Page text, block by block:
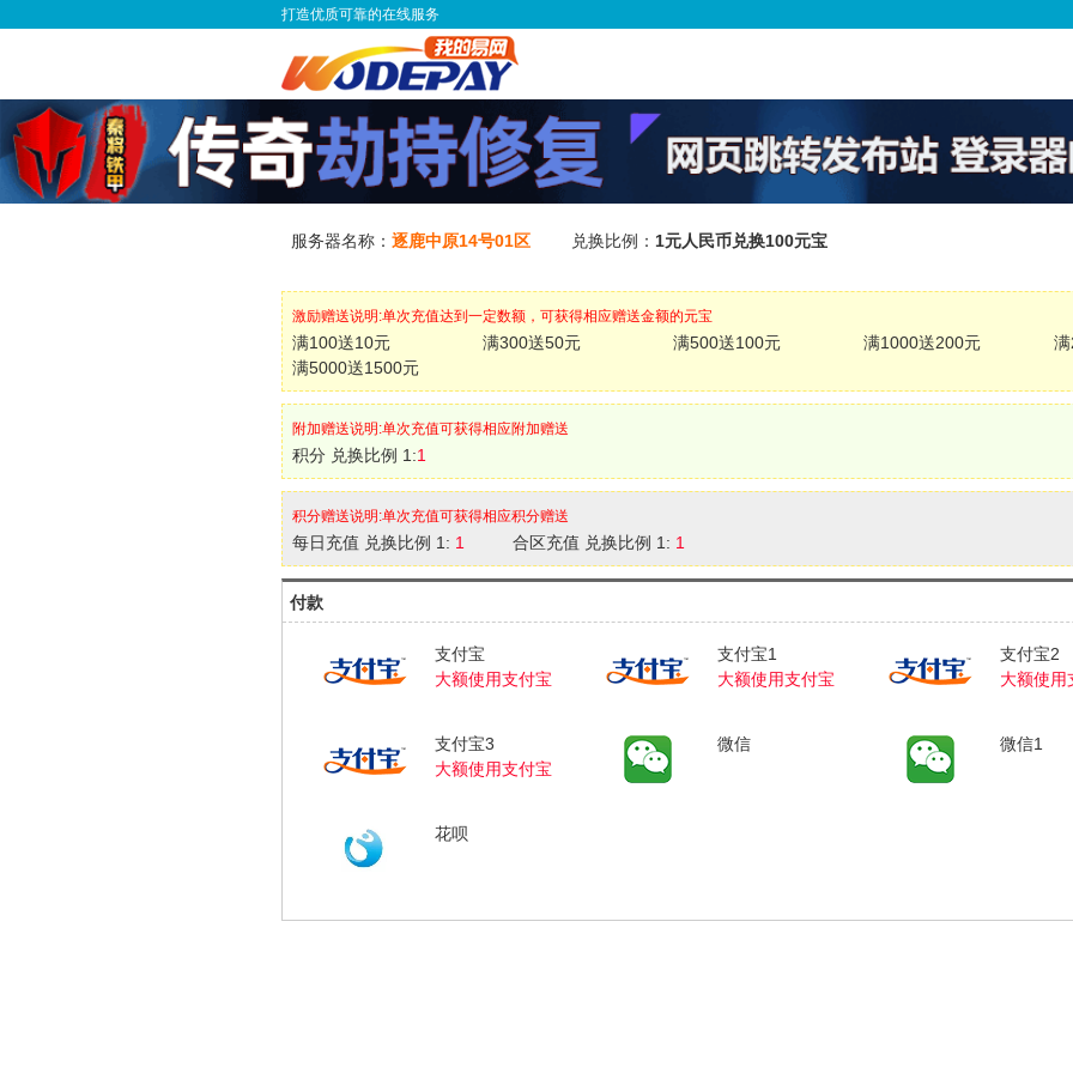
打造优质可靠的在线服务
服务器名称：逐鹿中原14号01区 兑换比例： 1元人民币兑换100元宝
激励赠送说明:单次充值达到一定数额，可获得相应赠送金额的元宝
满100送10元 满300送50元 满500送100元 满1000送200元
满5000送1500元
附加赠送说明:单次充值可获得相应附加赠送
积分 兑换比例 1:1
积分赠送说明:单次充值可获得相应积分赠送
每日充值 兑换比例 1: 1 合区充值 兑换比例 1: 1
付款
支付宝
大额使用支付宝
支付宝1
大额使用支付宝
支付宝2
大额使用
支付宝3
大额使用支付宝
微信 微信1
花呗